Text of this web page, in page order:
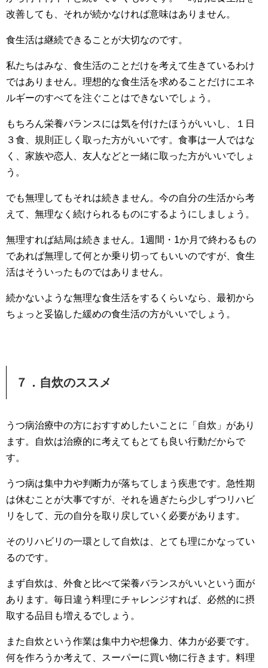
改善しても、それが続かなければ意味はありません。
食生活は継続できることが大切なのです。
私たちはみな、食生活のことだけを考えて生きているわけ
ではありません。理想的な食生活を求めることだけにエネ
ルギーのすべてを注ぐことはできないでしょう。
もちろん栄養バランスには気を付けたほうがいいし、１日
３食、規則正しく取った方がいいです。食事は一人ではな
く、家族や恋人、友人などと一緒に取った方がいいでしょ
う。
でも無理してもそれは続きません。今の自分の生活から考
えて、無理なく続けられるものにするようにしましょう。
無理すれば結局は続きません。1週間・1か月で終わるもの
であれば無理して何とか乗り切ってもいいのですが、食生
活はそういったものではありません。
続かないような無理な食生活をするくらいなら、最初から
ちょっと妥協した緩めの食生活の方がいいでしょう。
７．自炊のススメ
うつ病治療中の方におすすめしたいことに「自炊」があり
ます。自炊は治療的に考えてもとても良い行動だからで
す。
うつ病は集中力や判断力が落ちてしまう疾患です。急性期
は休むことが大事ですが、それを過ぎたら少しずつリハビ
リをして、元の自分を取り戻していく必要があります。
そのリハビリの一環として自炊は、とても理にかなってい
るのです。
まず自炊は、外食と比べて栄養バランスがいいという面が
あります。毎日違う料理にチャレンジすれば、必然的に摂
取する品目も増えるでしょう。
また自炊という作業は集中力や想像力、体力が必要です。
何を作ろうか考えて、スーパーに買い物に行きます。料理